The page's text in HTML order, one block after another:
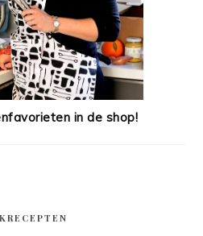
in de shop!